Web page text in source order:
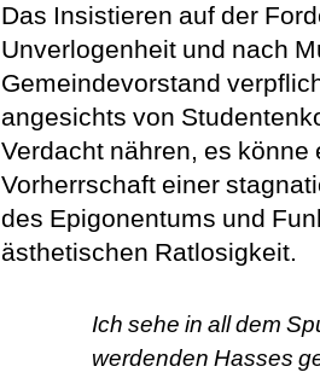
Das Insistieren auf der
Unverlogenheit und nach
Gemeindevorstand
angesichts von
Verdacht nähren, es
Vorherrschaft einer
des Epigonentums und
ästhetischen Ratlosigkeit.
Ich sehe in all dem
werdenden Hasses